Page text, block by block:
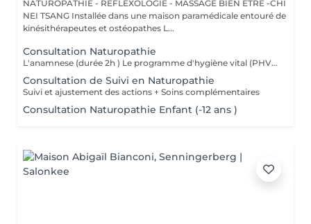
NATUROPATHIE - REFLEXOLOGIE - MASSAGE BIEN ETRE -CHI
NEI TSANG Installée dans une maison paramédicale entouré de
kinésithérapeutes et ostéopathes L...
Consultation Naturopathie
L'anamnese (durée 2h ) Le programme d'hygiène vital (PHV) Je vous remettrai un programme d'hygiène vital, par mail, sous quelques jours , Il est constitué de conseils naturopathiques personnalisés et dédiés pour une prise en charge globale des différents plans de la santé (alimentation, activités physiques, gestion psycho-émotionnel) et pourra être complété selon le cas par des complémentations nutritionnelles. Nous ferons un point par téléphone afin de vous donner plus amples explications sur ces conseils.
Consultation de Suivi en Naturopathie
Suivi et ajustement des actions + Soins complémentaires
Consultation Naturopathie Enfant (-12 ans )